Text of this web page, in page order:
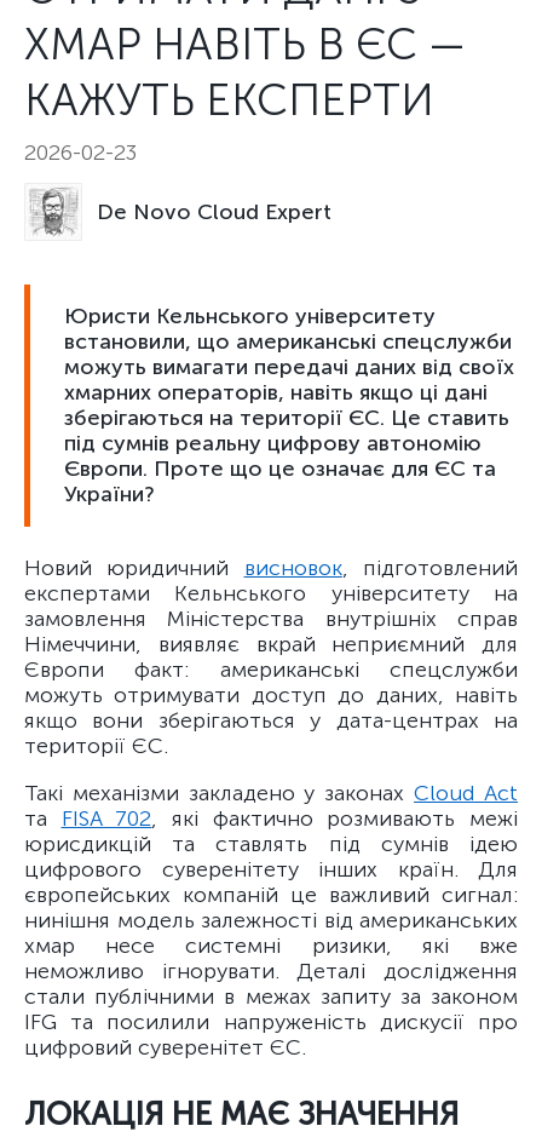
ХМАР НАВІТЬ В ЄС —
КАЖУТЬ ЕКСПЕРТИ
2026-02-23
De Novo Cloud Expert
Юристи Кельнського університету
встановили, що американські спецслужби
можуть вимагати передачі даних від своїх
хмарних операторів, навіть якщо ці дані
зберігаються на території ЄС. Це ставить
під сумнів реальну цифрову автономію
Європи. Проте що це означає для ЄС та
України?
Новий юридичний висновок, підготовлений
експертами Кельнського університету на
замовлення Міністерства внутрішніх справ
Німеччини, виявляє вкрай неприємний для
Європи факт: американські спецслужби
можуть отримувати доступ до даних, навіть
якщо вони зберігаються у дата-центрах на
території ЄС.
Такі механізми закладено у законахCloud Act
та FISA 702, які фактично розмивають межі
юрисдикцій та ставлять під сумнів ідею
цифрового суверенітету інших країн. Для
європейських компаній це важливий сигнал:
нинішня модель залежності від американських
хмар несе системні ризики, які вже
неможливо ігнорувати. Деталі дослідження
стали публічними в межах запиту за законом
IFG та посилили напруженість дискусії про
цифровий суверенітет ЄС.
ЛОКАЦІЯ НЕ МАЄ ЗНАЧЕННЯ